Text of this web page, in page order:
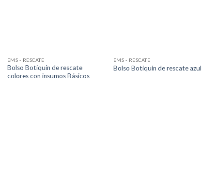
EMS - RESCATE
Bolso Botiquín de rescate
colores con insumos Básicos
EMS - RESCATE
Bolso Botiquín de rescate azul